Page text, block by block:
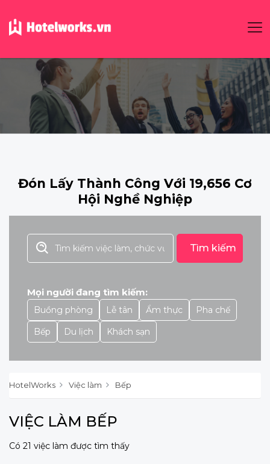
Đón Lấy Thành Công Với 19,656 Cơ
Hội Nghề Nghiệp
Tìm kiếm
Mọi người đang tìm kiếm:
Buồng phòng Lễ tân Ẩm thực
Pha chế
Bếp
Du lịch Khách sạn
HotelWorks Việc làm Bếp
VIỆC LÀM BẾP
Có 21 việc làm được tìm thấy